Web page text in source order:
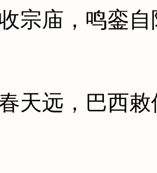
庙，鸣銮自
远，巴西敕